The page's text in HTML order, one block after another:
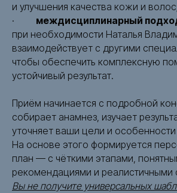
и улучшения качества кожи и
· междисциплинарный
при необходимости Наталья
взаимодействует с другими
чтобы обеспечить комплексную
устойчивый результат.
Приём начинается с подробной
собирает анамнез, изучает
уточняет ваши цели и особенности
На основе этого формируется
план — с чёткими этапами,
рекомендациями и
Вы не получите универсальных